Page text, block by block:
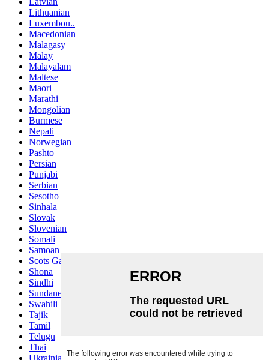
Lithuanian
Luxembou..
Macedonian
Malagasy
Malay
Malayalam
Maltese
Maori
Marathi
Mongolian
Burmese
Nepali
Norwegian
Pashto
Persian
Punjabi
Serbian
Sesotho
Sinhala
Slovak
Slovenian
Somali
Samoan
Scots Gaelic
Shona
Sindhi
Sundanese
Swahili
Tajik
Tamil
Telugu
Thai
Ukrainian